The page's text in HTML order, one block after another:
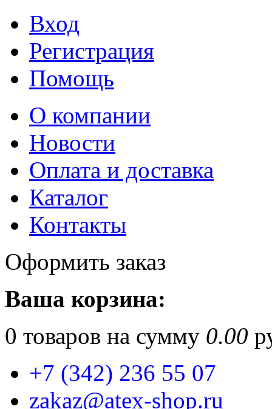
Вход
Регистрация
Помощь
О компании
Новости
Оплата и доставка
Каталог
Контакты
Оформить заказ
Ваша корзина:
0 товаров на сумму 0.00
+7 (342) 236 55 07
zakaz@atex-shop.ru